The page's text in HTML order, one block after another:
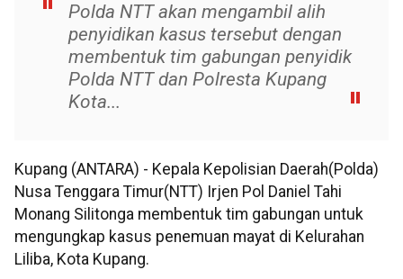
Polda NTT akan mengambil alih
penyidikan kasus tersebut dengan
membentuk tim gabungan penyidik
Polda NTT dan Polresta Kupang
Kota...
Kupang (ANTARA) - Kepala Kepolisian Daerah(Polda)
Nusa Tenggara Timur(NTT) Irjen Pol Daniel Tahi
Monang Silitonga membentuk tim gabungan untuk
mengungkap kasus penemuan mayat di Kelurahan
Liliba, Kota Kupang.